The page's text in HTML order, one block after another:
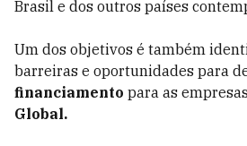
Brasil e dos outros países
Um dos objetivos é também
barreiras e oportunidades para
financiamento para as
Global.